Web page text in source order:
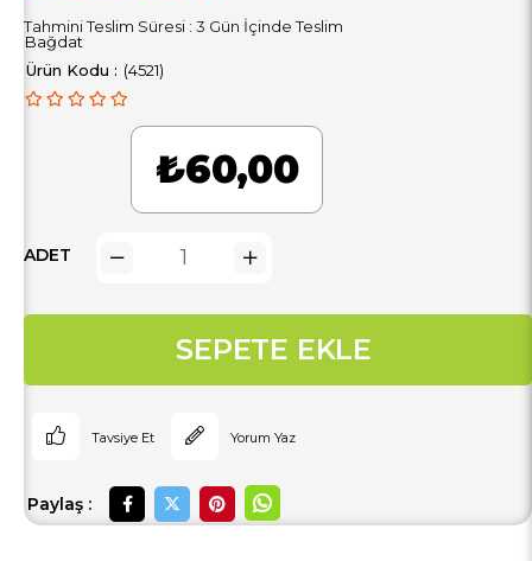
Tahmini Teslim Süresi : 3 Gün İçinde Teslim
Bağdat
(4521)
₺60,00
ADET
Tavsiye Et Yorum Yaz
Paylaş :